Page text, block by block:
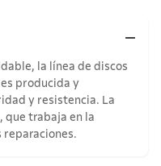
la línea de discos
producida y
y resistencia. La
que trabaja en la
reparaciones.